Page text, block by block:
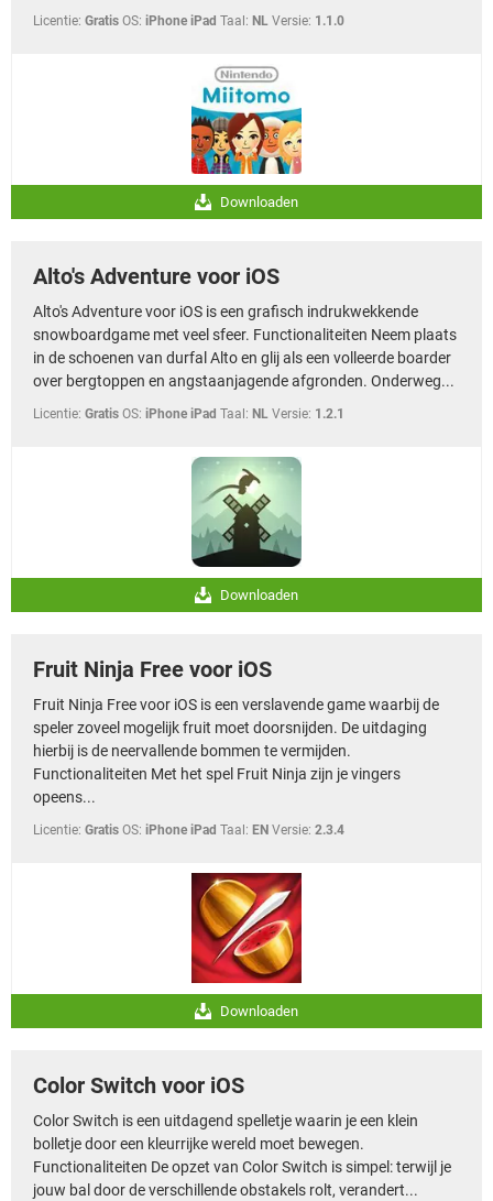
Licentie: Gratis OS: iPhone iPad Taal: NL Versie: 1.1.0
Downloaden
Alto's Adventure voor iOS
Alto's Adventure voor iOS is een grafisch indrukwekkende
snowboardgame met veel sfeer. Functionaliteiten Neem plaats
in de schoenen van durfal Alto en glij als een volleerde boarder
over bergtoppen en angstaanjagende afgronden. Onderweg...
Licentie: Gratis OS: iPhone iPad Taal: NL Versie: 1.2.1
Downloaden
Fruit Ninja Free voor iOS
Fruit Ninja Free voor iOS is een verslavende game waarbij de
speler zoveel mogelijk fruit moet doorsnijden. De uitdaging
hierbij is de neervallende bommen te vermijden.
Functionaliteiten Met het spel Fruit Ninja zijn je vingers
opeens...
Licentie: Gratis OS: iPhone iPad Taal: EN Versie: 2.3.4
Downloaden
Color Switch voor iOS
Color Switch is een uitdagend spelletje waarin je een klein
bolletje door een kleurrijke wereld moet bewegen.
Functionaliteiten De opzet van Color Switch is simpel: terwijl je
jouw bal door de verschillende obstakels rolt, verandert...